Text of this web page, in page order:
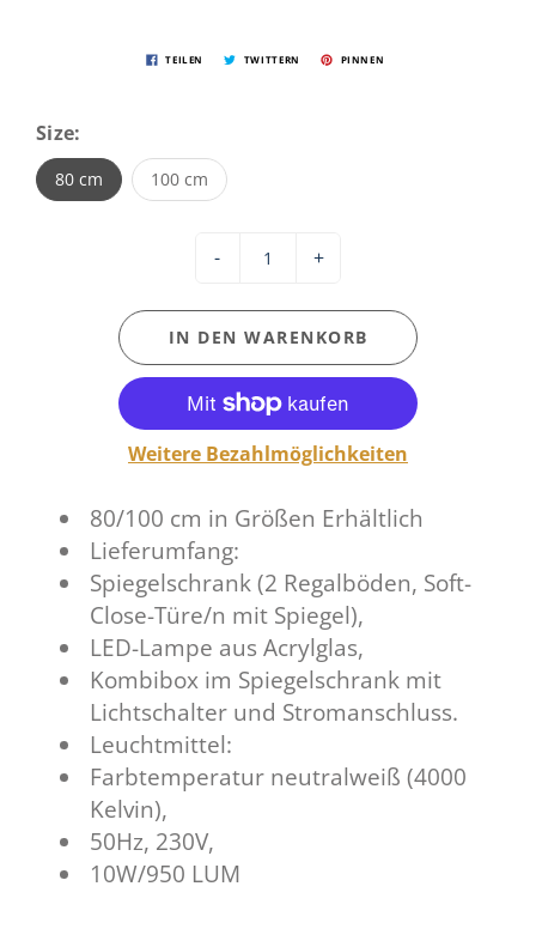
TEILEN TWITTERN PINNEN
Size:
80 cm 100 cm
- +
IN DEN WARENKORB
Weitere Bezahlmöglichkeiten
80/100 cm in Größen Erhältlich
Lieferumfang:
Spiegelschrank (2 Regalböden, Soft-
Close-Türe/n mit Spiegel),
LED-Lampe aus Acrylglas,
Kombibox im Spiegelschrank mit
Lichtschalter und Stromanschluss.
Leuchtmittel:
Farbtemperatur neutralweiß (4000
Kelvin),
50Hz, 230V,
10W/950 LUM